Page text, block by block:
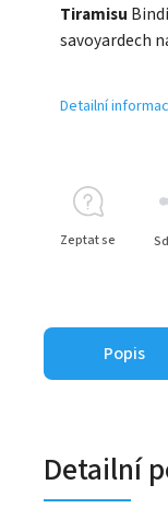
Tiramisu
savoyardech
Detailní
Zeptat se
Popis
Detailní